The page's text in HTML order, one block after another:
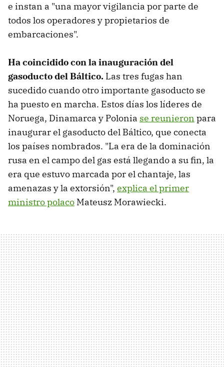
e instan a "una mayor vigilancia por parte de
todos los operadores y propietarios de
embarcaciones".
Ha coincidido con la inauguración del
gasoducto del Báltico. Las tres fugas han
sucedido cuando otro importante gasoducto se
ha puesto en marcha. Estos días los líderes de
Noruega, Dinamarca y Polonia se reunieron para
inaugurar el gasoducto del Báltico, que conecta
los países nombrados. "La era de la dominación
rusa en el campo del gas está llegando a su fin, la
era que estuvo marcada por el chantaje, las
amenazas y la extorsión", explica el primer
ministro polaco Mateusz Morawiecki.